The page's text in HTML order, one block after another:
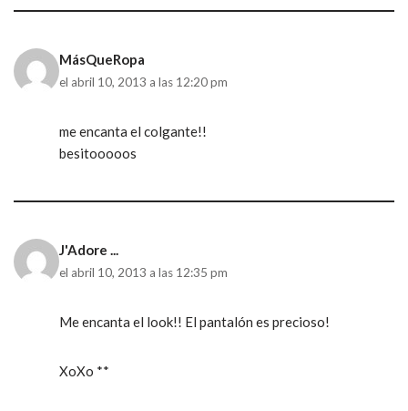
MásQueRopa
el abril 10, 2013 a las 12:20 pm
me encanta el colgante!!
besitooooos
J'Adore ...
el abril 10, 2013 a las 12:35 pm
Me encanta el look!! El pantalón es precioso!
XoXo **